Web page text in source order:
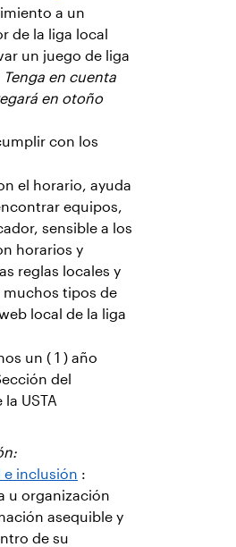
a un
de la liga local
un juego de liga
Tenga en cuenta
en otoño
con los
el horario, ayuda
equipos,
sensible a los
horarios y
reglas locales y
tipos de
local de la liga
un ( 1 ) año
del
USTA
e inclusión :
u organización
asequible y
de su